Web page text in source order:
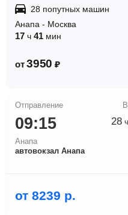
28 попутных машин
Анапа - Москва
17 ч 41 мин
от 3950 ₽
09:15
Анапа
автовокзал Анапа
28ч
от 8239 р.